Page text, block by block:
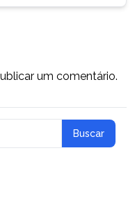
um comentário.